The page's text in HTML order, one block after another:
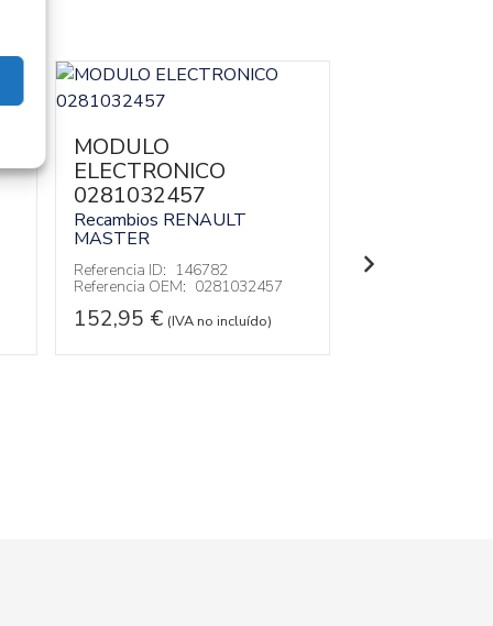
MODULO
ELECTRONICO
0281032457
Recambios RENAULT
MASTER
Referencia ID: 146782
Referencia OEM: 0281032457
152,95 € (IVA no incluído)